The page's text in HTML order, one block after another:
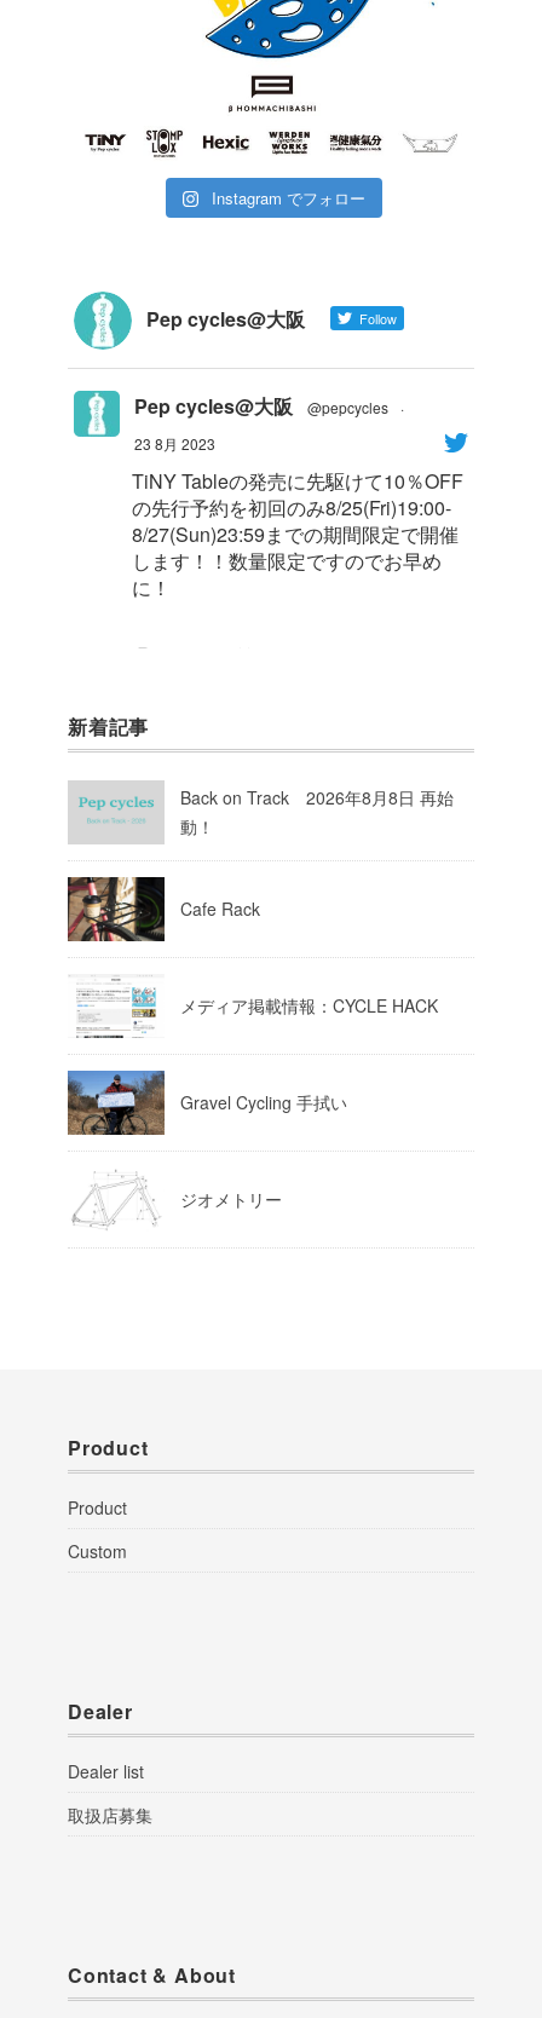
Instagram でフォロー
Pep cycles@大阪 Follow
Pep cycles@大阪 @pepcycles
·
23 8月 2023
TiNY Tableの発売に先駆けて10％OFF
の先行予約を初回のみ8/25(Fri)19:00-
8/27(Sun)23:59までの期間限定で開催
します！！数量限定ですのでお早め
に！
Pep cycles@大阪
今週はお知らせがいっぱいあるのでチ
ェックしてて下さいね！
新着記事
Back on Track 2026年8月8日 再始
動！
Cafe Rack
メディア掲載情報：CYCLE HACK
Gravel Cycling 手拭い
ジオメトリー
Product
Product
Custom
Dealer
Dealer list
取扱店募集
Contact & About